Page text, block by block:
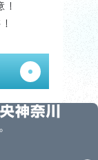
！